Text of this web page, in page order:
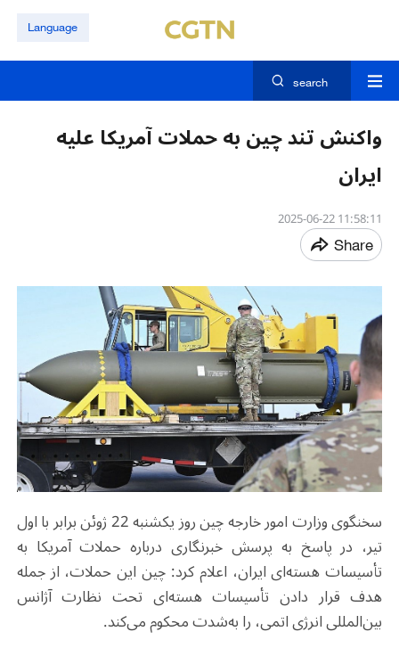
Language
search
واکنش تند چین به حملات آمریکا علیه
ایران
11:58:11 2025-06-22
Share
سخنگوی وزارت امور خارجه چین روز یکشنبه 22 ژوئن برابر با اول
تیر، در پاسخ به پرسش خبرنگاری درباره حملات آمریکا به
تأسیسات هسته‌ای ایران، اعلام کرد: چین این حملات، از جمله
هدف قرار دادن تأسیسات هسته‌ای تحت نظارت آژانس
بین‌المللی انرژی اتمی، را به‌شدت محکوم می‌کند.